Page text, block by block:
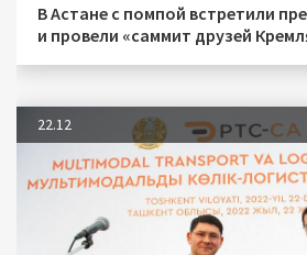
В Астане с помпой встретили
и провели «саммит друзей
22.12